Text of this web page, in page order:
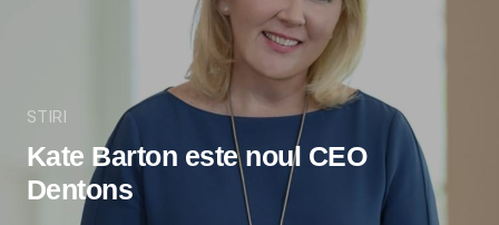
STIRI
Kate Barton este noul CEO
Dentons